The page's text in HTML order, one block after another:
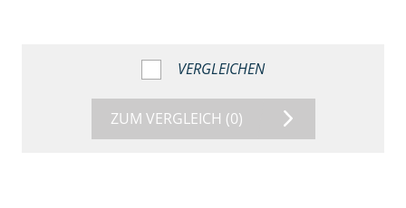
VERGLEICHEN
ZUM VERGLEICH (0)